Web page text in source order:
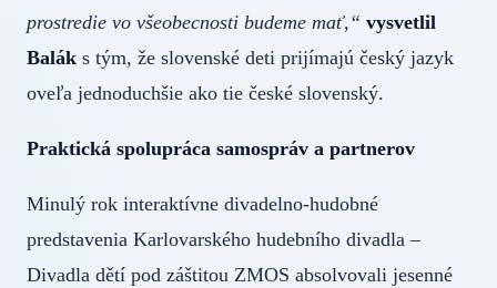
prostredie vo všeobecnosti budeme mať,“ vysvetlil
Balák s tým, že slovenské deti prijímajú český jazyk
oveľa jednoduchšie ako tie české slovenský.
Praktická spolupráca samospráv a partnerov
Minulý rok interaktívne divadelno-hudobné
predstavenia Karlovarského hudebního divadla –
Divadla dětí pod záštitou ZMOS absolvovali jesenné